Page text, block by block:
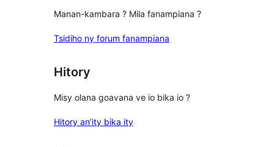
Manan-kambara ? Mila fanampiana ?
Tsidiho ny forum fanampiana
Hitory
Misy olana goavana ve io bika io ?
Hitory an’ity bika ity